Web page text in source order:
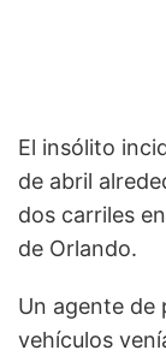
El insólito
de abril
dos carriles
de Orlando.
Un agente de
vehículos